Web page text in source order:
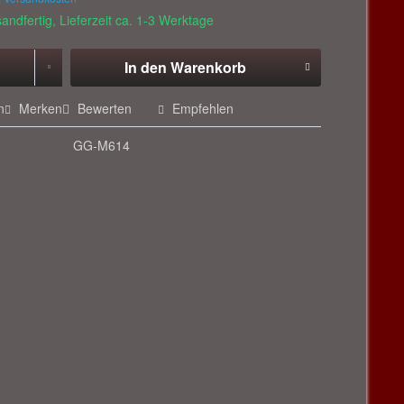
Lieferzeit ca. 1-3 Werktage
In den Warenkorb
Merken Bewerten Empfehlen
GG-M614